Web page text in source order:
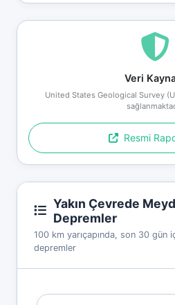
Veri
United States Geological Survey
Resmi
Yakın Çevrede
Depremler
100 km yarıçapında, son 30 gün
depremler